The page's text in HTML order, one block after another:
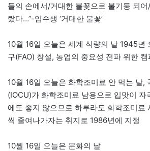
들의 손에서/거대한 불꽃으로 불기둥 되
랐다…”-임수생 ‘거대한 불꽃’
10월 16일 오늘은 세계 식량의 날 1945년
구(FAO) 창설, 농업의 중요성 전파 위한 캠
10월 16일 오늘은 화학조미료 안 먹는 날,
(IOCU)가 화학조미료 남용으로 입맛이 자
에도 좋지 않으므로 하루라도 화학조미료
씩 줄여나가자는 취지로 1986년에 지정
10월 16일 오늘은 문화의 날